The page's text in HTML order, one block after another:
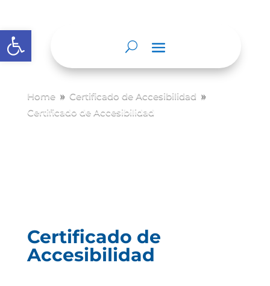
Abrir barra de herramientas
Home 9 Certificado de Accesibilidad 9
Certificado de Accesibilidad
Certificado de
Accesibilidad